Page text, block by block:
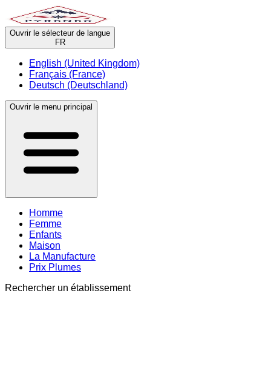
Ouvrir le sélecteur de langue
FR
English (United Kingdom)
Français (France)
Deutsch (Deutschland)
Ouvrir le menu principal
Homme
Femme
Enfants
Maison
La Manufacture
Prix Plumes
Rechercher un établissement